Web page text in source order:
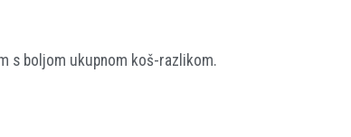
s boljom ukupnom koš-razlikom.